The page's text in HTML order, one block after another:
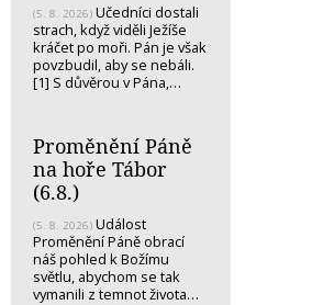
(5. 8. 2026) Učedníci dostali
strach, když viděli Ježíše
kráčet po moři. Pán je však
povzbudil, aby se nebáli.
[1] S důvěrou v Pána,…
Proměnění Páně
na hoře Tábor
(6.8.)
(5. 8. 2026) Událost
Proměnění Páně obrací
náš pohled k Božímu
světlu, abychom se tak
vymanili z temnot života…